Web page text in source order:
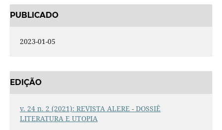
PUBLICADO
2023-01-05
EDIÇÃO
v. 24 n. 2 (2021): REVISTA ALERE - DOSSIÊ
LITERATURA E UTOPIA